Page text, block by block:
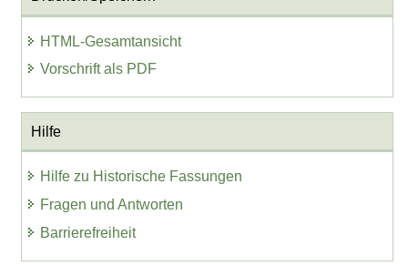
HTML-Gesamtansicht
Vorschrift als PDF
Hilfe
Hilfe zu Historische Fassungen
Fragen und Antworten
Barrierefreiheit